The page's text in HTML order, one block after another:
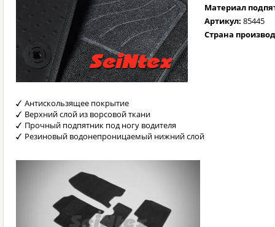
Материал
Артикул:85445
Страна
Антискользящее покрытие
Верхний слой из ворсовой ткани
Прочный подпятник под ногу водителя
Резиновый водонепроницаемый нижний слой